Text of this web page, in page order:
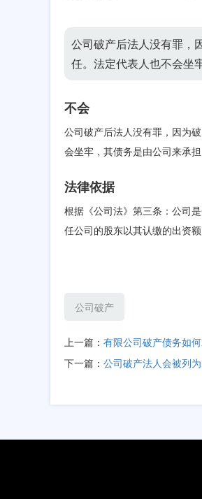
公司破产后法人没有罪，
任。法定代表人也不会坐
不会
公司破产后法人没有罪，因为
会坐牢，其债务是由公司来承担
法律依据
根据《公司法》第三条：公司
任公司的股东以其认缴的出资
公司破产
上一篇： 有限公司破产债务如
下一篇： 公司破产法人会被列